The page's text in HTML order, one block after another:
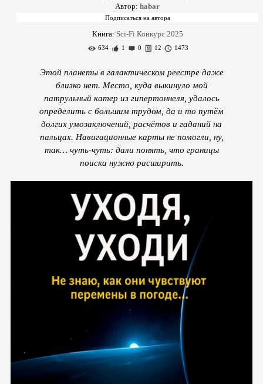
Автор: habar
Книга: Sci-Fi Конкурс 2025
634 1 0 12 1473
Этой планеты в галактическом реестре даже
близко нет. Место, куда выкинуло мой
патрульный катер из гипертоннеля, удалось
определить с большим трудом, да и то путём
долгих умозаключений, расчётов и гаданий на
пальцах. Навигационные карты не помогли, ну,
так… чуть-чуть: дали понять, что границы
поиска нужно расширить.